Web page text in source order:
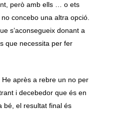
però amb ells … o ets
concebo una altra opció.
s’aconsegueix donant a
que necessita per fer
He après a rebre un no per
i decebedor que és en
bé, el resultat final és